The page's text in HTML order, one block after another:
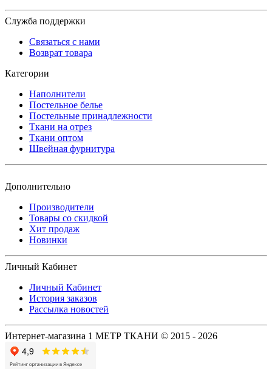
Служба поддержки
Связаться с нами
Возврат товара
Категории
Наполнители
Постельное белье
Постельные принадлежности
Ткани на отрез
Ткани оптом
Швейная фурнитура
Дополнительно
Производители
Товары со скидкой
Хит продаж
Новинки
Личный Кабинет
Личный Кабинет
История заказов
Рассылка новостей
Интернет-магазина 1 МЕТР ТКАНИ © 2015 - 2026